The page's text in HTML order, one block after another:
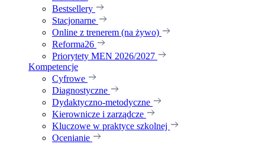
Bestsellery
Stacjonarne
Online z trenerem (na żywo)
Reforma26
Priorytety MEN 2026/2027
Kompetencje
Cyfrowe
Diagnostyczne
Dydaktyczno-metodyczne
Kierownicze i zarządcze
Kluczowe w praktyce szkolnej
Ocenianie